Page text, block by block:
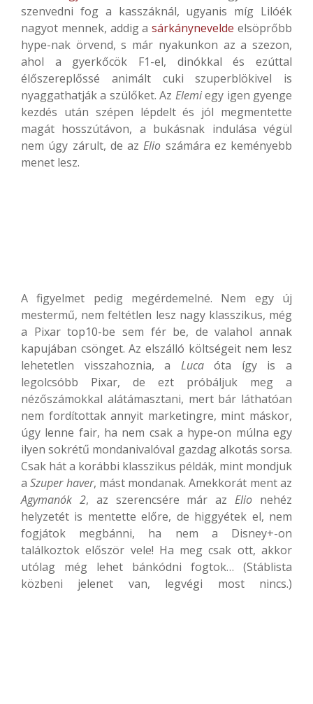
szenvedni fog a kasszáknál, ugyanis míg Lilóék
nagyot mennek, addig asárkánynevelde elsöprőbb
hype-nak örvend, s már nyakunkon az a szezon,
ahol a gyerkőcök F1-el, dinókkal és ezúttal
élőszereplőssé animált cuki szuperblökivel is
nyaggathatják a szülőket. Az Elemiegy igen gyenge
kezdés után szépen lépdelt és jól megmentette
magát hosszútávon, a bukásnak indulása végül
nem úgy zárult, de azElio számára ez keményebb
menet lesz.
A figyelmet pedig megérdemelné. Nem egy új
mestermű, nem feltétlen lesz nagy klasszikus, még
a Pixar top10-be sem fér be, de valahol annak
kapujában csönget. Az elszálló költségeit nem lesz
lehetetlen visszahoznia, a Lucaóta így is a
legolcsóbb Pixar, de ezt próbáljuk meg a
nézőszámokkal alátámasztani, mert bár láthatóan
nem fordítottak annyit marketingre, mint máskor,
úgy lenne fair, ha nem csak a hype-on múlna egy
ilyen sokrétű mondanivalóval gazdag alkotás sorsa.
Csak hát a korábbi klasszikus példák, mint mondjuk
aSzuper haver, mást mondanak. Amekkorát ment az
Agymanók 2, az szerencsére már azElio nehéz
helyzetét is mentette előre, de higgyétek el, nem
fogjátok megbánni, ha nem a Disney+-on
találkoztok először vele! Ha meg csak ott, akkor
utólag még lehet bánkódni fogtok… (Stáblista
közbeni jelenet van, legvégi most nincs.)